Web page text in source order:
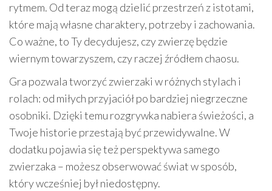
rytmem. Od teraz mogą dzielić przestrzeń z istotami,
które mają własne charaktery, potrzeby i zachowania.
Co ważne, to Ty decydujesz, czy zwierzę będzie
wiernym towarzyszem, czy raczej źródłem chaosu.
Gra pozwala tworzyć zwierzaki w różnych stylach i
rolach: od miłych przyjaciół po bardziej niegrzeczne
osobniki. Dzięki temu rozgrywka nabiera świeżości, a
Twoje historie przestają być przewidywalne. W
dodatku pojawia się też perspektywa samego
zwierzaka – możesz obserwować świat w sposób,
który wcześniej był niedostępny.